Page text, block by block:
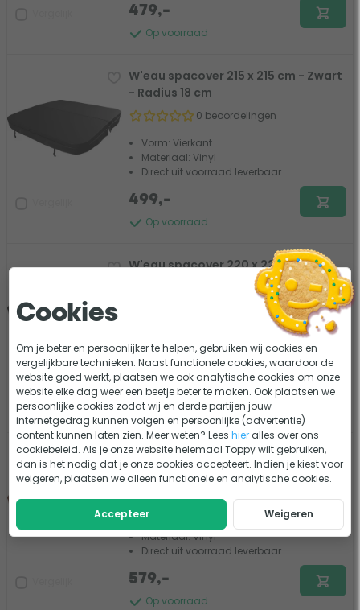
Op voorraad
479,-
W'eau spacover 215 x 215 cm - Zwart
- Radius 18 cm
0 beoordelingen
Vorm: Vierkant
Materiaal: Vinyl
Direct uit voorraad leverbaar
Op voorraad
499,-
Vergelijk
W'eau spacover 220 x 220 cm -
0 beoordelingen
Materiaal: Vinyl
Direct uit voorraad leverbaar
Op voorraad
539,-
W'eau spacover 230 x 230 cm - Bruin
- Radius 18 cm
Vorm: Vierkant
Materiaal: Vinyl
Direct uit voorraad leverbaar
Op voorraad
579,-
Cookies
Om je beter en persoonlijker te helpen, gebruiken wij cookies en
vergelijkbare technieken. Naast functionele cookies, waardoor de
website goed werkt, plaatsen we ook analytische cookies om onze
website elke dag weer een beetje beter te maken. Ook plaatsen we
persoonlijke cookies zodat wij en derde partijen jouw
internetgedrag kunnen volgen en persoonlijke (advertentie)
content kunnen laten zien. Meer weten? Leeshier alles over ons
cookiebeleid. Als je onze website helemaal Toppy wilt gebruiken,
dan is het nodig dat je onze cookies accepteert. Indien je kiest voor
weigeren, plaatsen we alleen functionele en analytische cookies.
Accepteer Weigeren